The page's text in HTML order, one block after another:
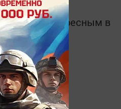
и интересным в
в
MАХ: